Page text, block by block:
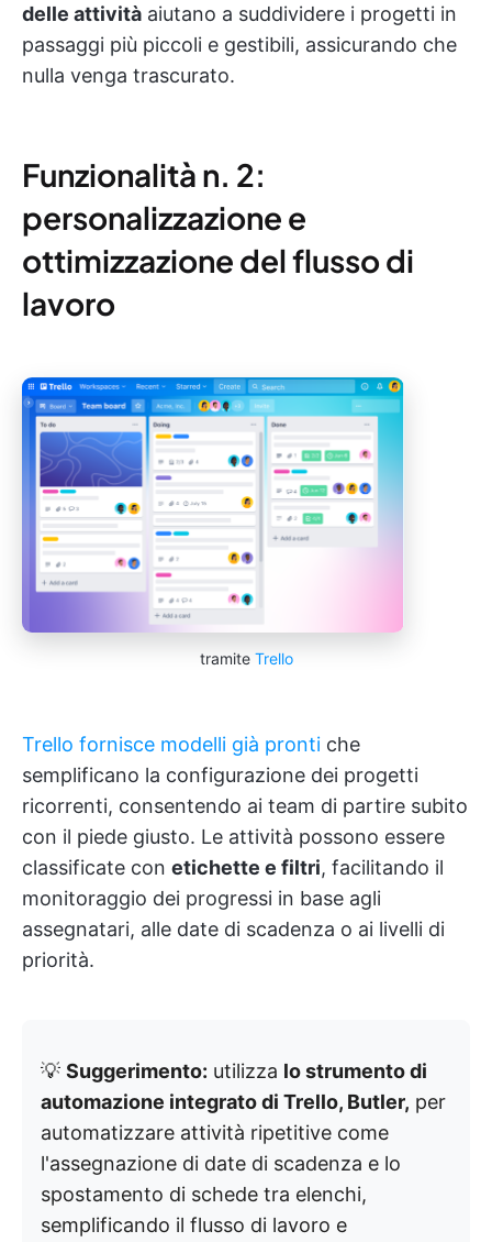
delle attività aiutano a suddividere i progetti in
passaggi più piccoli e gestibili, assicurando che
nulla venga trascurato.
Funzionalità n. 2:
personalizzazione e
ottimizzazione del flusso di
lavoro
tramite Trello
Trello fornisce modelli già pronti che
semplificano la configurazione dei progetti
ricorrenti, consentendo ai team di partire subito
con il piede giusto. Le attività possono essere
classificate con etichette e filtri, facilitando il
monitoraggio dei progressi in base agli
assegnatari, alle date di scadenza o ai livelli di
priorità.
💡 Suggerimento: utilizza lo strumento di
automazione integrato di Trello, Butler, per
automatizzare attività ripetitive come
l'assegnazione di date di scadenza e lo
spostamento di schede tra elenchi,
semplificando il flusso di lavoro e